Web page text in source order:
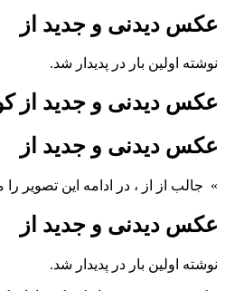
عکس دیدنی و جدید از
نوشته اولین بار در پدیدار شد.
عکس دیدنی و جدید از
عکس دیدنی و جدید از
» جالب از از ، در ادامه این تصویر را
عکس دیدنی و جدید از
نوشته اولین بار در پدیدار شد.